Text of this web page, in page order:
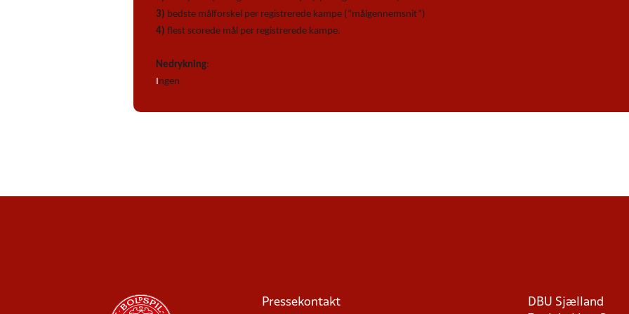
3) bedste målforskel per registrerede kampe (”målgennemsnit”)
4) flest scorede mål per registrerede kampe.
Nedrykning:
Ingen
Pressekontakt
DBU Sjælland